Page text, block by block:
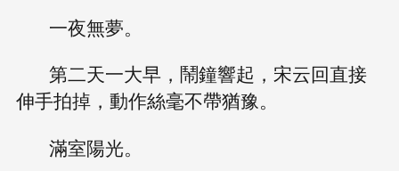
一夜無夢。
第二天一大早，鬧鐘響起，宋云回直接
伸手拍掉，動作絲毫不帶猶豫。
滿室陽光。